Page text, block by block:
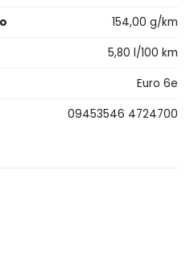
154,00 g/km
5,80 l/100 km
Euro 6e
09453546 4724700